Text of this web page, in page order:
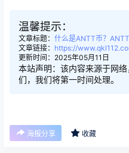
温馨提示：
文章标题： 什么是ANTT币？
文章链接： https://
更新时间：2025年05月11日
本站声明：该内容来源于网
们，我们将第一时间处理。
海报分享 收藏